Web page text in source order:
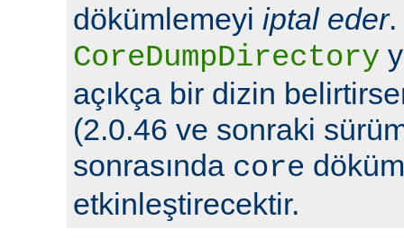
dökümlemeyi iptal eder.
CoreDumpDirectory
açıkça bir dizin
(2.0.46 ve sonraki
sonrasında core
etkinleştirecektir.